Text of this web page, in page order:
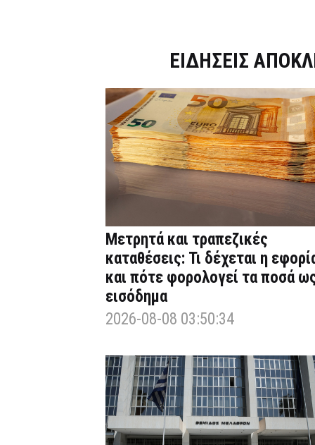
ΕΙΔΗΣΕΙΣ
Μετρητά και τραπεζικές
καταθέσεις: Τι δέχεται η
και πότε φορολογεί τα ποσά
εισόδημα
2026-08-08 03:50:34